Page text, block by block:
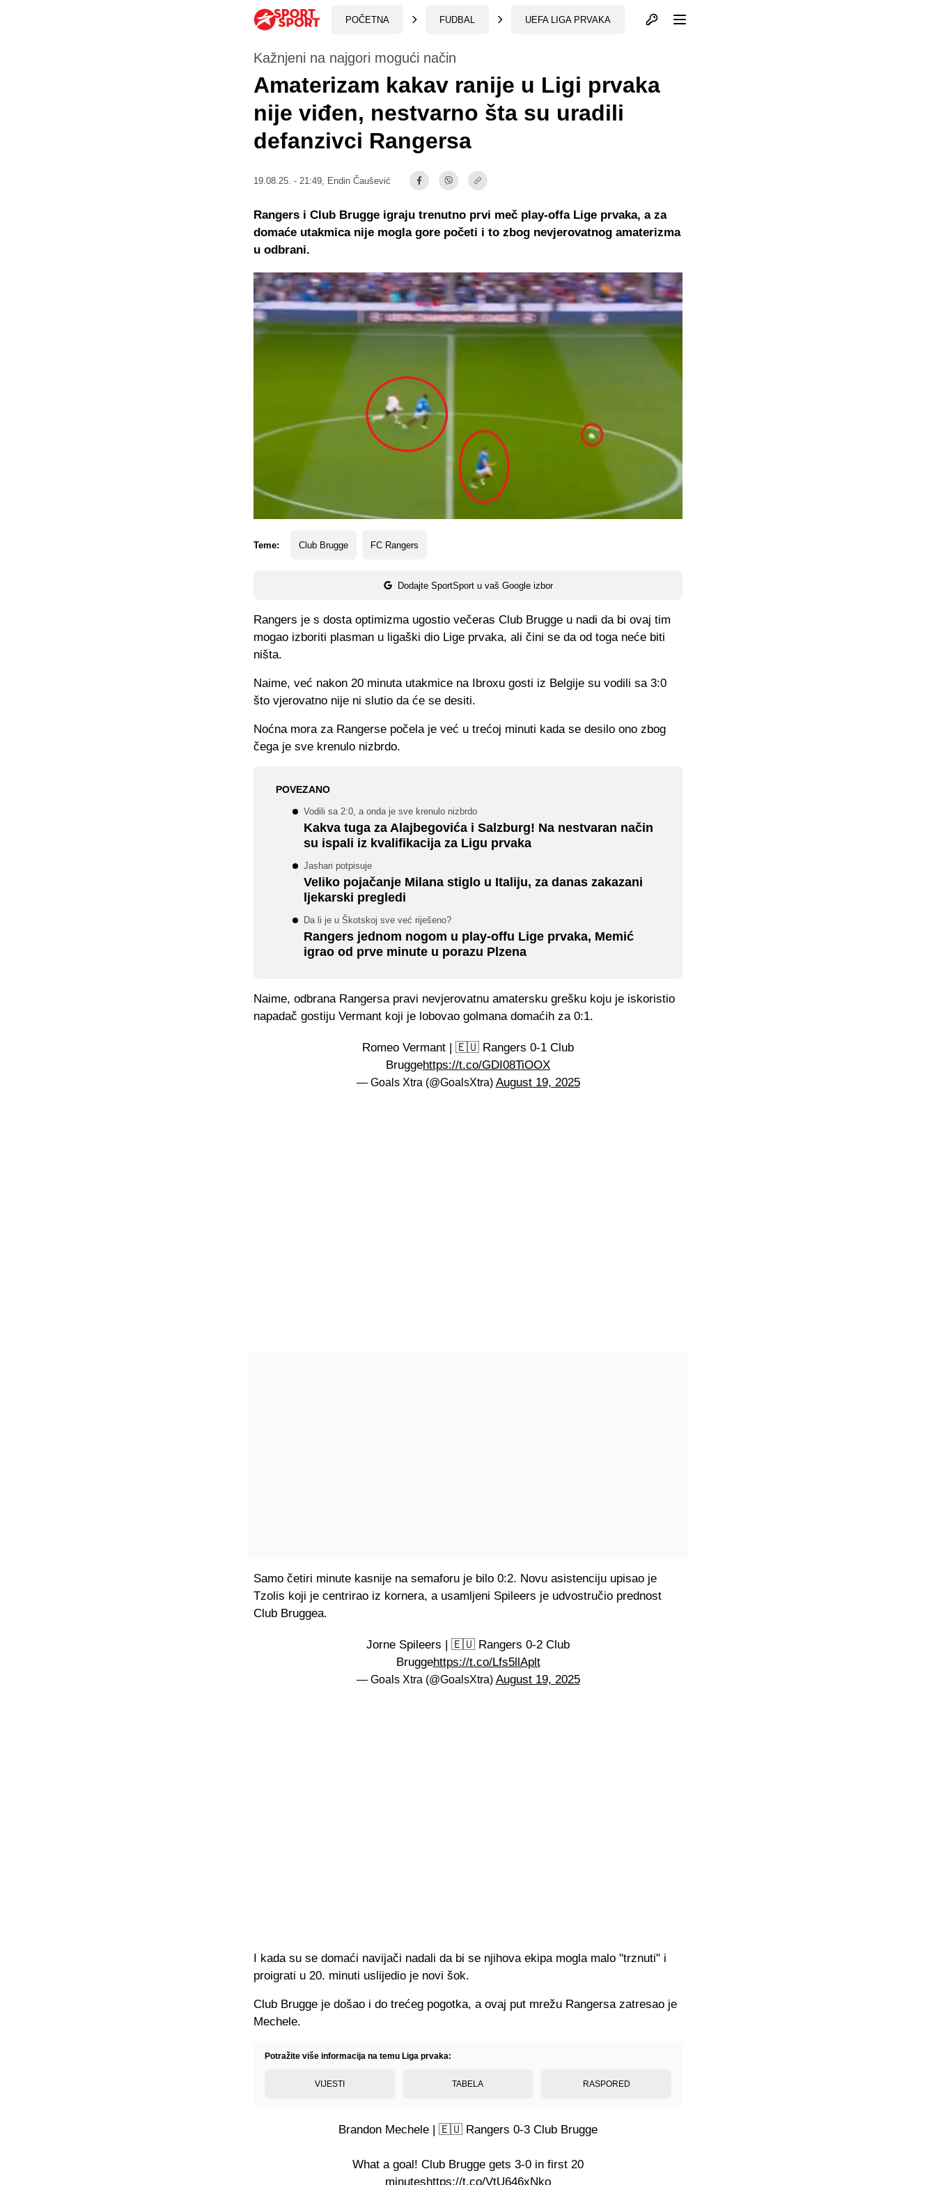
POČETNA FUDBAL UEFA LIGA PRVAKA Otvori profil
Kažnjeni na najgori mogući način
Amaterizam kakav ranije u Ligi prvaka
nije viđen, nestvarno šta su uradili
defanzivci Rangersa
19.08.25. - 21:49, Endin Čaušević
Teme: Club Brugge FC Rangers
Dodajte SportSport u vaš Google izbor
Rangers i Club Brugge igraju trenutno prvi meč play-offa Lige prvaka, a za
domaće utakmica nije mogla gore početi i to zbog nevjerovatnog amaterizma
u odbrani.
Rangers je s dosta optimizma ugostio večeras Club Brugge u nadi da bi ovaj tim
mogao izboriti plasman u ligaški dio Lige prvaka, ali čini se da od toga neće biti
ništa.
Naime, već nakon 20 minuta utakmice na Ibroxu gosti iz Belgije su vodili sa 3:0
što vjerovatno nije ni slutio da će se desiti.
Noćna mora za Rangerse počela je već u trećoj minuti kada se desilo ono zbog
čega je sve krenulo nizbrdo.
POVEZANO
Vodili sa 2:0, a onda je sve krenulo nizbrdo
Kakva tuga za Alajbegovića i Salzburg! Na nestvaran način
su ispali iz kvalifikacija za Ligu prvaka
Jashari potpisuje
Veliko pojačanje Milana stiglo u Italiju, za danas zakazani
ljekarski pregledi
Da li je u Škotskoj sve već riješeno?
Rangers jednom nogom u play-offu Lige prvaka, Memić
igrao od prve minute u porazu Plzena
Naime, odbrana Rangersa pravi nevjerovatnu amatersku grešku koju je iskoristio
napadač gostiju Vermant koji je lobovao golmana domaćih za 0:1.
Romeo Vermant | 🇪🇺 Rangers 0-1 Club
Bruggehttps://t.co/GDI08TiOOX
— Goals Xtra (@GoalsXtra) August 19, 2025
Samo četiri minute kasnije na semaforu je bilo 0:2. Novu asistenciju upisao je
Tzolis koji je centrirao iz kornera, a usamljeni Spileers je udvostručio prednost
Club Bruggea.
Jorne Spileers | 🇪🇺 Rangers 0-2 Club
Bruggehttps://t.co/Lfs5llAplt
— Goals Xtra (@GoalsXtra) August 19, 2025
I kada su se domaći navijači nadali da bi se njihova ekipa mogla malo "trznuti" i
proigrati u 20. minuti uslijedio je novi šok.
Club Brugge je došao i do trećeg pogotka, a ovaj put mrežu Rangersa zatresao je
Mechele.
Potražite više informacija na temu Liga prvaka:
VIJESTI TABELA RASPORED
Brandon Mechele | 🇪🇺 Rangers 0-3 Club Brugge
What a goal! Club Brugge gets 3-0 in first 20
minuteshttps://t.co/VtU646xNko